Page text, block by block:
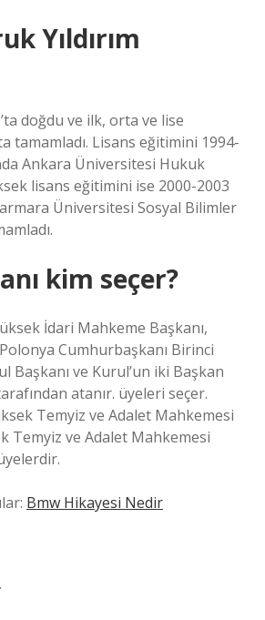
Yıldırım
doğdu ve ilk, orta ve lise
tamamladı. Lisans eğitimini 1994-
Ankara Üniversitesi Hukuk
lisans eğitimini ise 2000-2003
Üniversitesi Sosyal Bilimler
kim seçer?
İdari Mahkeme Başkanı,
Cumhurbaşkanı Birinci
Başkanı ve Kurul’un iki Başkan
atanır. üyeleri seçer.
Temyiz ve Adalet Mahkemesi
Temyiz ve Adalet Mahkemesi
Bmw Hikayesi Nedir